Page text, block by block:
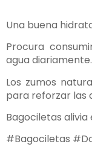
Una buena
Procura
agua diariamente.
Los zumos
para reforzar las
Bagociletas
#Bagociletas